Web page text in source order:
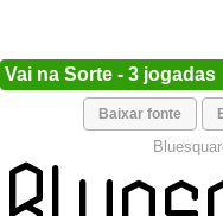
Vai na Sorte - 3 jogadas
Baixar fonte